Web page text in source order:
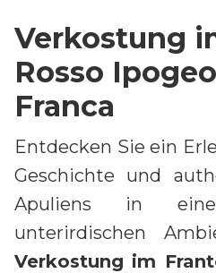
Verkostung
Rosso
Franca
Entdecken Sie ein
Geschichte und
Apuliens in
unterirdischen
Verkostung im